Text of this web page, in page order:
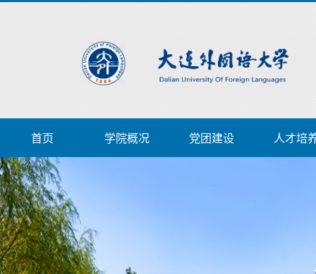
首页 学院概况 党团建设 人才培